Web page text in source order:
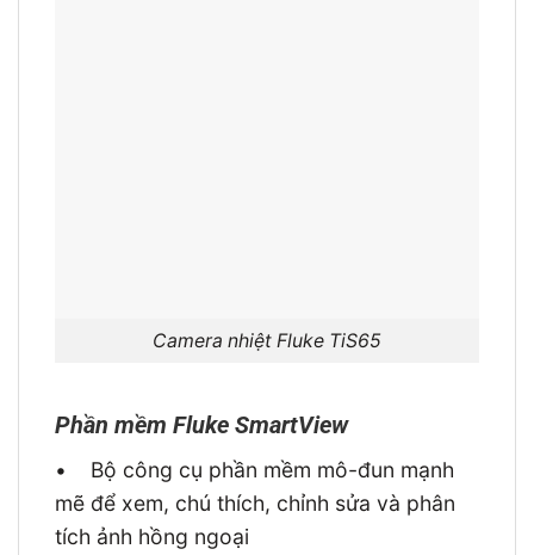
Camera nhiệt Fluke TiS65
Phần mềm Fluke SmartView
• Bộ công cụ phần mềm mô-đun mạnh
mẽ để xem, chú thích, chỉnh sửa và phân
tích ảnh hồng ngoại